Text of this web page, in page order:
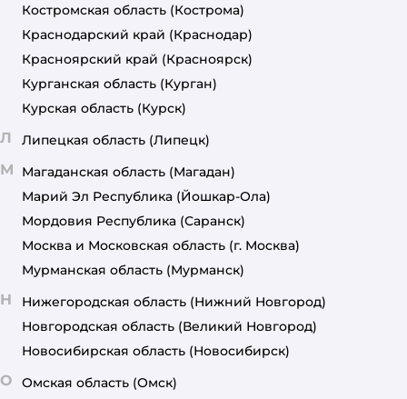
Костромская область (Кострома)
Краснодарский край (Краснодар)
Красноярский край (Красноярск)
Курганская область (Курган)
Курская область (Курск)
Л Липецкая область (Липецк)
М Магаданская область (Магадан)
Марий Эл Республика (Йошкар-Ола)
Мордовия Республика (Саранск)
Москва и Московская область (г. Москва)
Мурманская область (Мурманск)
Н Нижегородская область (Нижний Новгород)
Новгородская область (Великий Новгород)
Новосибирская область (Новосибирск)
О Омская область (Омск)